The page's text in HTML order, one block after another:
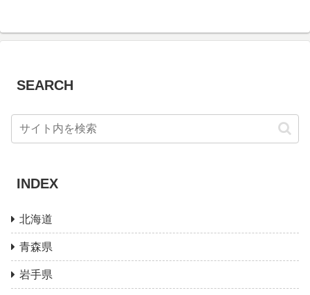
SEARCH
INDEX
北海道
青森県
岩手県